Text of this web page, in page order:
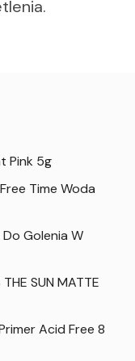
Pink 5g
Time Woda
Golenia W
THE SUN MATTE
Acid Free 8